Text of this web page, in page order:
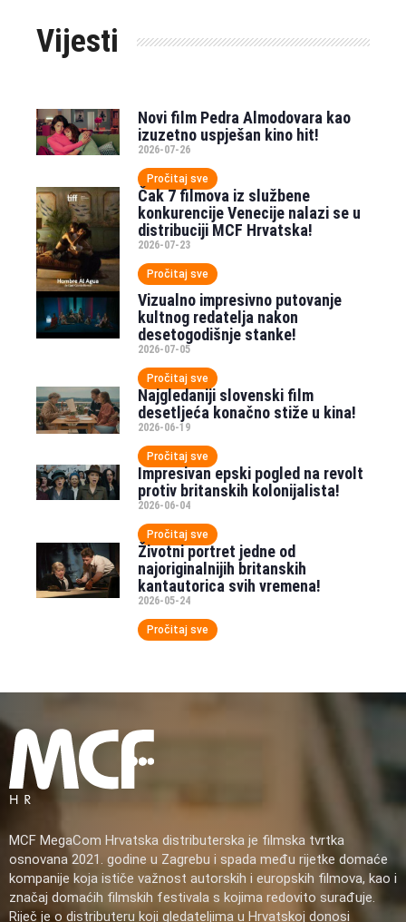
Vijesti
Novi film Pedra Almodovara kao
izuzetno uspješan kino hit!
2026-07-26
Pročitaj sve
Čak 7 filmova iz službene
konkurencije Venecije nalazi se u
distribuciji MCF Hrvatska!
2026-07-23
Pročitaj sve
Vizualno impresivno putovanje
kultnog redatelja nakon
desetogodišnje stanke!
2026-07-05
Pročitaj sve
Najgledaniji slovenski film
desetljeća konačno stiže u kina!
2026-06-19
Pročitaj sve
Impresivan epski pogled na revolt
protiv britanskih kolonijalista!
2026-06-04
Pročitaj sve
Životni portret jedne od
najoriginalnijih britanskih
kantautorica svih vremena!
2026-05-24
Pročitaj sve
MCF MegaCom Hrvatska distributerska je filmska tvrtka
osnovana 2021. godine u Zagrebu i spada među rijetke domaće
kompanije koja ističe važnost autorskih i europskih filmova, kao i
značaj domaćih filmskih festivala s kojima redovito surađuje.
Riječ je o distributeru koji gledateljima u Hrvatskoj donosi